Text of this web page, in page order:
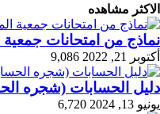
الاكثر مشاهده
نماذج من امتحانات جمعية
أكتوبر 21, 2022 9,086
دليل الحسابات (شجره
يونيو 13, 2024 6,720